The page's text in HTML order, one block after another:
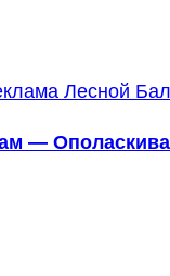
—